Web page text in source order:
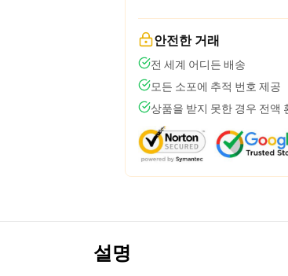
안전한 거래
전 세계 어디든 배송
모든 소포에 추적 번호 제공
상품을 받지 못한 경우 전액
설명